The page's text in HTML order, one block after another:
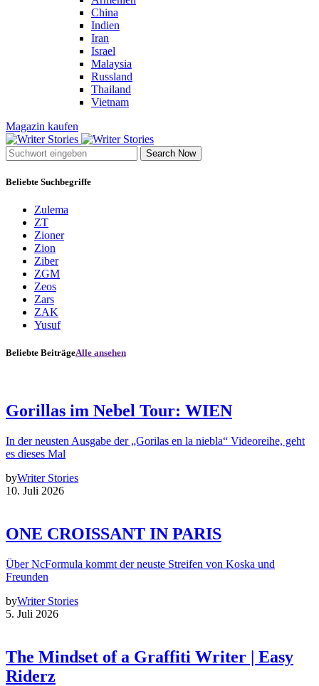
China
Indien
Iran
Israel
Malaysia
Russland
Thailand
Vietnam
Magazin kaufen
Search Now
Beliebte Suchbegriffe
Zulema
ZT
Zioner
Zion
Ziber
ZGM
Zeos
Zars
ZAK
Yusuf
Beliebte BeiträgeAlle ansehen
Gorillas im Nebel Tour: WIEN
In der neusten Ausgabe der „Gorilas en la niebla“ Videoreihe, geht
es dieses Mal
byWriter Stories
10. Juli 2026
ONE CROISSANT IN PARIS
Über NcFormula kommt der neuste Streifen von Koska und
Freunden
byWriter Stories
5. Juli 2026
The Mindset of a Graffiti Writer | Easy
Riderz